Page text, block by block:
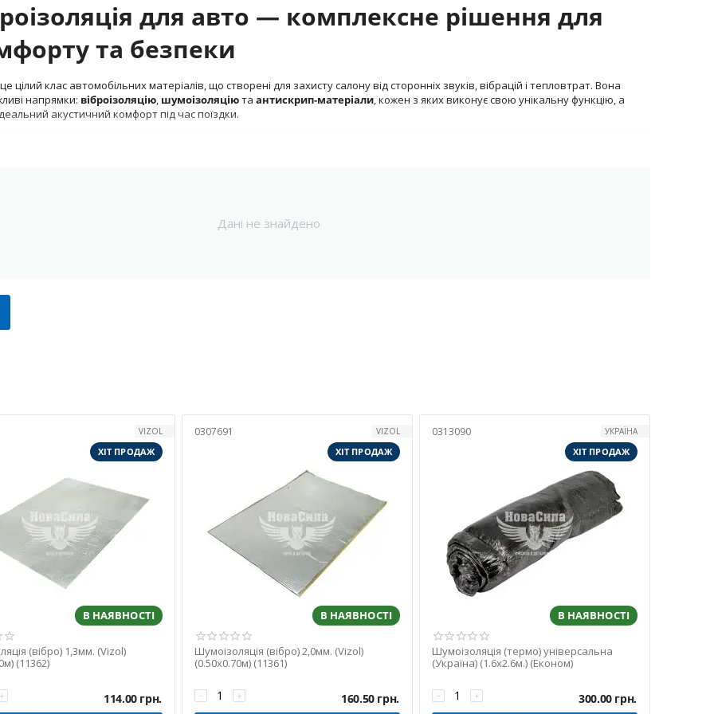
для авто — комплексне рішення для
та безпеки
цілий клас автомобільних матеріалів, що створені для захисту салону від сторонніх звуків, вібрацій і тепловтрат. Вона
напрямки: віброізоляцію, шумоізоляціюта антискрип-матеріали, кожен з яких виконує свою унікальну функцію, а
акустичний комфорт під час поїздки.
шумовіброізоляція?
відсіку
шумовіброізоляції
зазвичай на основі бітуму або каучуку, призначені для гасіння вібрацій кузова. Їх монтують у першу чергу — як базовий
кузова
властивостей
1,3 мм до 4,0 мм, розмір 0.5×0.7 м
Дані не знайдено
VIZOL
ХІТ ПРОДАЖ
В НАЯВНОСТІ
(вібро) 1,3мм. (Vizol)
(11362)
+ 114.00 грн.
0307691
VIZOL
ХІТ ПРОДАЖ
В НАЯВНОСТІ
Шумоізоляція (вібро) 2,0мм. (Vizol)
(0.50х0.70м) (11361)
+
− 160.50 грн.
0313090
УКРАЇНА
ХІТ ПРОДАЖ
В НАЯВНОСТІ
Шумоізоляція (термо) універсальна
(Україна) (1.6х2.6м.) (Економ)
+
− 300.00 грн.